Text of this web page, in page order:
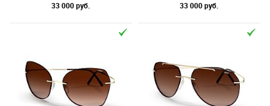
33 000 руб. 33 000 руб.